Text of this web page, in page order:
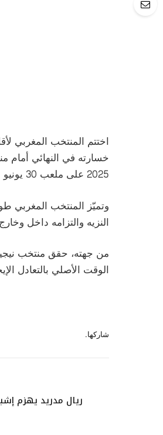
2025 على ملعب 30 يونيو بالقاهرة.
وتميّز المنتخب المغربي
النزيه والتزامه داخل
الوقت الأصلي بالتعادل
شاركها.
ريال مدريد يهزم